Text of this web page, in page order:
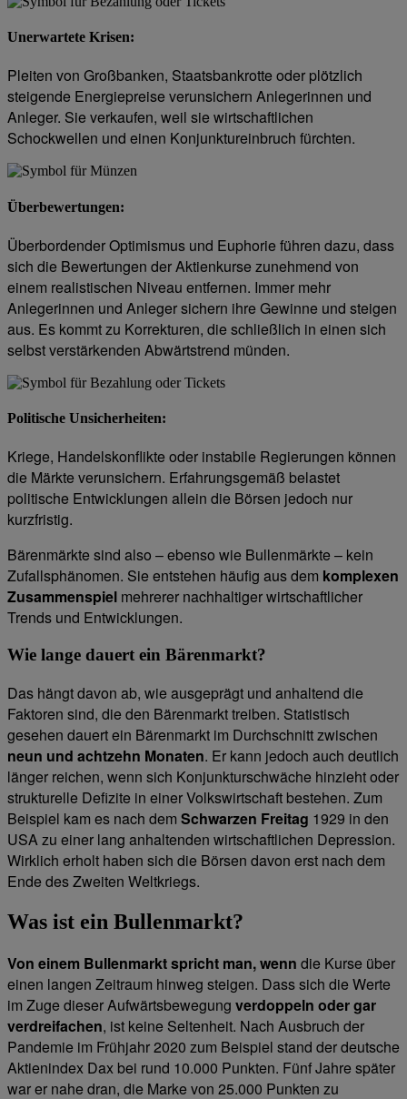
Unerwartete Krisen:
Pleiten von Großbanken, Staatsbankrotte oder plötzlich
steigende Energiepreise verunsichern Anlegerinnen und
Anleger. Sie verkaufen, weil sie wirtschaftlichen
Schockwellen und einen Konjunktureinbruch fürchten.
Überbewertungen:
Überbordender Optimismus und Euphorie führen dazu, dass
sich die Bewertungen der Aktienkurse zunehmend von
einem realistischen Niveau entfernen. Immer mehr
Anlegerinnen und Anleger sichern ihre Gewinne und steigen
aus. Es kommt zu Korrekturen, die schließlich in einen sich
selbst verstärkenden Abwärtstrend münden.
Politische Unsicherheiten:
Kriege, Handelskonflikte oder instabile Regierungen können
die Märkte verunsichern. Erfahrungsgemäß belastet
politische Entwicklungen allein die Börsen jedoch nur
kurzfristig.
Bärenmärkte sind also – ebenso wie Bullenmärkte – kein
Zufallsphänomen. Sie entstehen häufig aus dem komplexen
Zusammenspiel mehrerer nachhaltiger wirtschaftlicher
Trends und Entwicklungen.
Wie lange dauert ein Bärenmarkt?
Das hängt davon ab, wie ausgeprägt und anhaltend die
Faktoren sind, die den Bärenmarkt treiben. Statistisch
gesehen dauert ein Bärenmarkt im Durchschnitt zwischen
neun und achtzehn Monaten. Er kann jedoch auch deutlich
länger reichen, wenn sich Konjunkturschwäche hinzieht oder
strukturelle Defizite in einer Volkswirtschaft bestehen. Zum
Beispiel kam es nach dem Schwarzen Freitag 1929 in den
USA zu einer lang anhaltenden wirtschaftlichen Depression.
Wirklich erholt haben sich die Börsen davon erst nach dem
Ende des Zweiten Weltkriegs.
Was ist ein Bullenmarkt?
Von einem Bullenmarkt spricht man, wenn die Kurse über
einen langen Zeitraum hinweg steigen. Dass sich die Werte
im Zuge dieser Aufwärtsbewegung verdoppeln oder gar
verdreifachen, ist keine Seltenheit. Nach Ausbruch der
Pandemie im Frühjahr 2020 zum Beispiel stand der deutsche
Aktienindex Dax bei rund 10.000 Punkten. Fünf Jahre später
war er nahe dran, die Marke von 25.000 Punkten zu